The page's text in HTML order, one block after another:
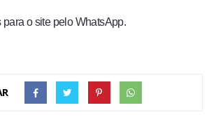
para o site pelo WhatsApp.